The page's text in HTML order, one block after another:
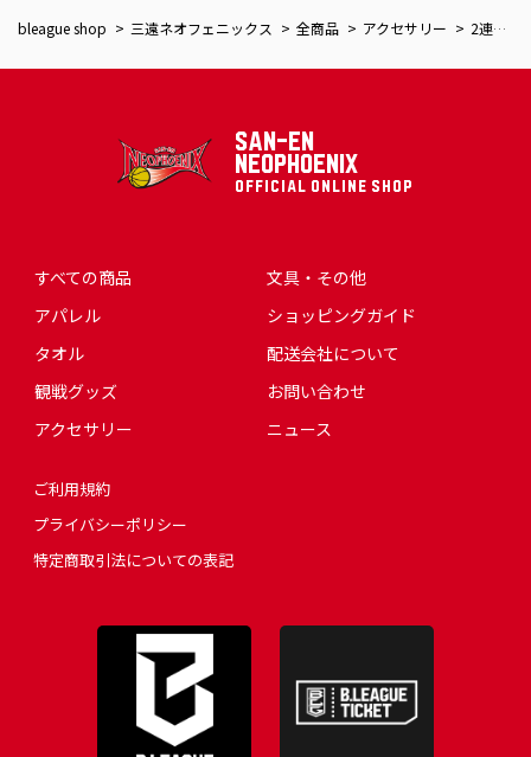
bleague shop 三遠ネオフェニックス 全商品 アクセサリー 2連アクリルキーホルダー（ダンカー×ロゴ）
SAN-EN
NEOPHOENIX
OFFICIAL ONLINE SHOP
すべての商品
アパレル
タオル
観戦グッズ
アクセサリー
文具・その他
ショッピングガイド
配送会社について
お問い合わせ
ニュース
ご利用規約
プライバシーポリシー
特定商取引法についての表記